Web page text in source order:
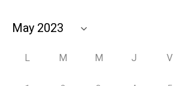
L M M J V